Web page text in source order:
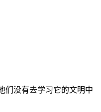
们没有去学习它的文明中